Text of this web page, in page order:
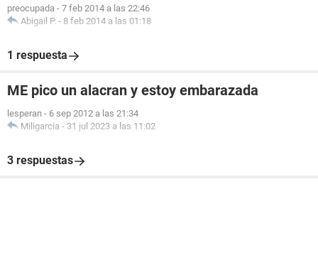
preocupada - 7 feb 2014 a las 22:46
Abigail P. - 8 feb 2014 a las 01:18
1 respuesta
ME pico un alacran y estoy embarazada
lesperan - 6 sep 2012 a las 21:34
Miligarcia - 31 jul 2023 a las 11:02
3 respuestas